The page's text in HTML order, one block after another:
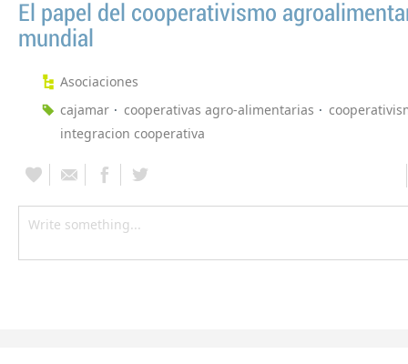
El papel del cooperativismo
mundial
Asociaciones
cajamar
cooperativas agro-alimentarias
integracion cooperativa